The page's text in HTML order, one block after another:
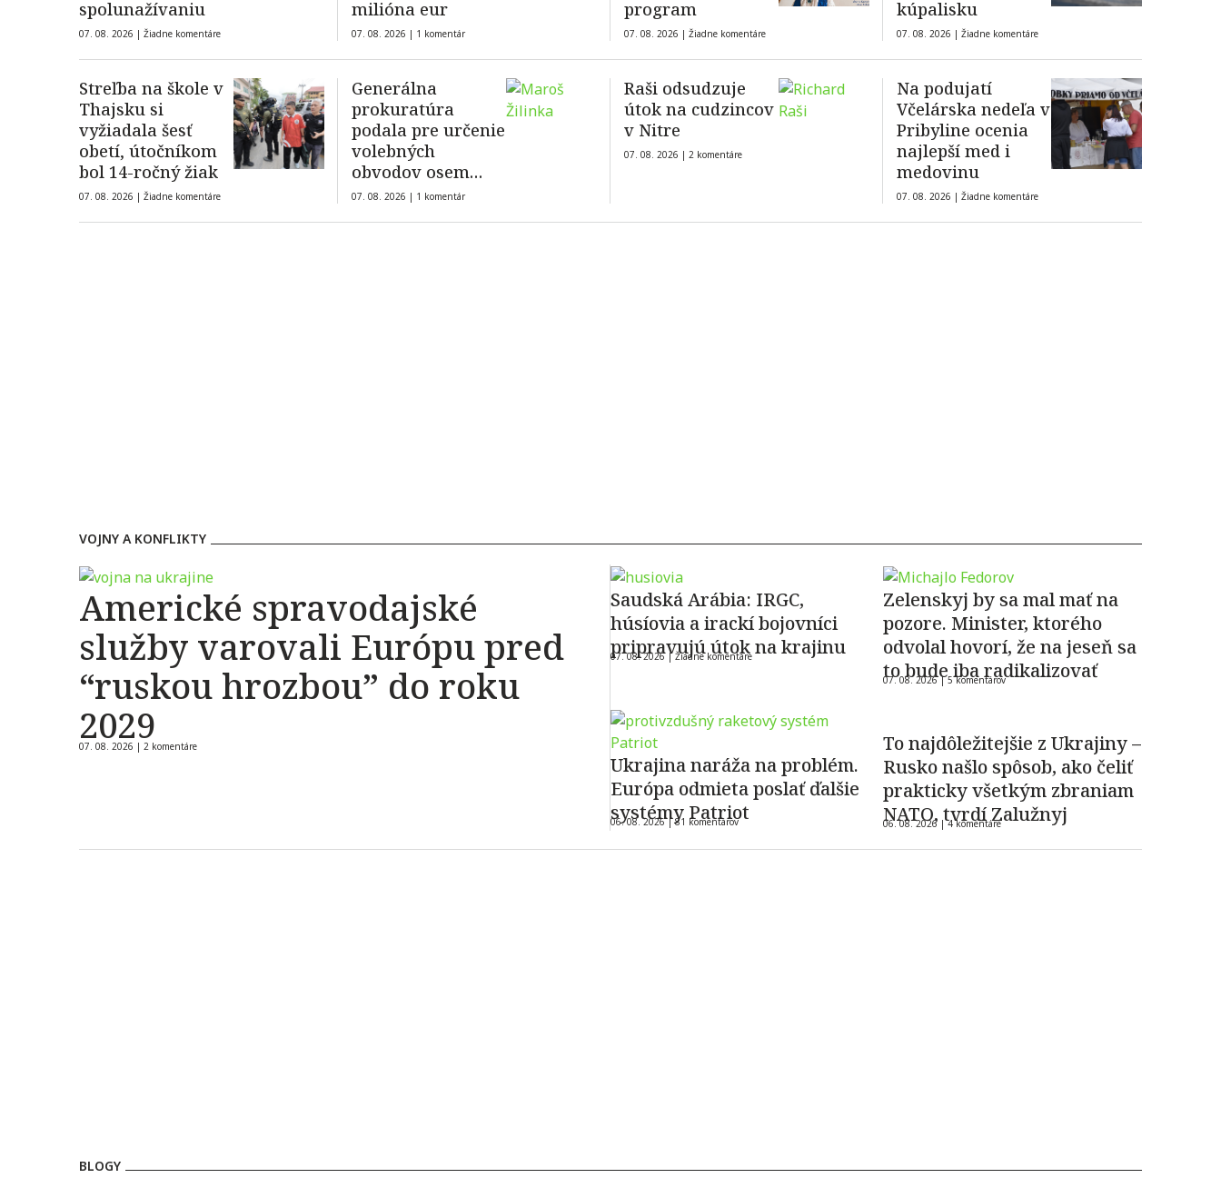
spolunažívaniu
07. 08. 2026 | Žiadne komentáre
milióna eur
07. 08. 2026 | 1 komentár
program
07. 08. 2026 | Žiadne komentáre
kúpalisku
07. 08. 2026 | Žiadne komentáre
Streľba na škole v
Thajsku si
vyžiadala šesť
obetí, útočníkom
bol 14-ročný žiak
07. 08. 2026 | Žiadne komentáre
Generálna
prokuratúra
podala pre určenie
volebných
obvodov osem
protestov
07. 08. 2026 | 1 komentár
Raši odsudzuje
útok na cudzincov
v Nitre
07. 08. 2026 | 2 komentáre
Na podujatí
Včelárska nedeľa v
Pribyline ocenia
najlepší med i
medovinu
07. 08. 2026 | Žiadne komentáre
VOJNY A KONFLIKTY
Americké spravodajské
služby varovali Európu pred
“ruskou hrozbou” do roku
2029
07. 08. 2026 | 2 komentáre
Saudská Arábia: IRGC,
húsíovia a irackí bojovníci
pripravujú útok na krajinu
07. 08. 2026 |Žiadne komentáre
Zelenskyj by sa mal mať na
pozore. Minister, ktorého
odvolal hovorí, že na jeseň sa
to bude iba radikalizovať
07. 08. 2026 |5 komentárov
Ukrajina naráža na problém.
Európa odmieta poslať ďalšie
systémy Patriot
06. 08. 2026 |81 komentárov
To najdôležitejšie z Ukrajiny –
Rusko našlo spôsob, ako čeliť
prakticky všetkým zbraniam
NATO, tvrdí Zalužnyj
06. 08. 2026 |4 komentáre
BLOGY